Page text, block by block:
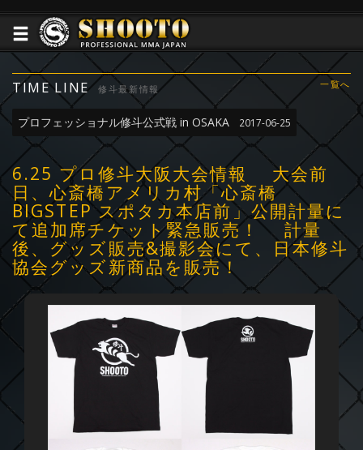
TIME LINE 修斗最新情報 一覧へ
プロフェッショナル修斗公式戦 in OSAKA 2017-06-25
6.25 プロ修斗大阪大会情報 大会前
日、心斎橋アメリカ村「心斎橋
BIGSTEP スポタカ本店前」公開計量に
て追加席チケット緊急販売！ 計量
後、グッズ販売&撮影会にて、日本修斗
協会グッズ新商品を販売！